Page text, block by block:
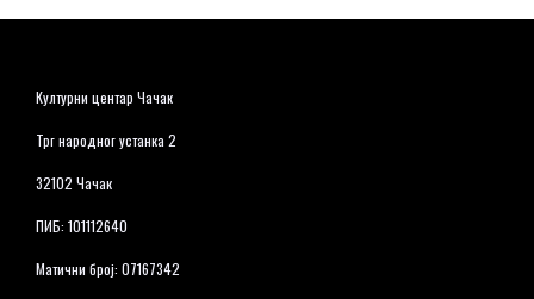
Културни центар Чачак
Трг народног устанка 2
32102 Чачак
ПИБ: 101112640
Матични број: 07167342